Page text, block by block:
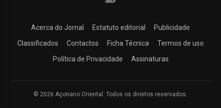
Acerca do Jornal Estatuto editorial
Publicidade
Classificados
Contactos Ficha Técnica
Termos de uso
Política de Privacidade
Assinaturas
© 2026 Açoriano Oriental. Todos os direitos reservados.